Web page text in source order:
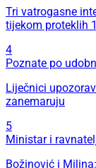
Tri vatrogasne
tijekom proteklih
4
Poznate po
Liječnici
zanemaruju
5
Ministar i
Božinović i